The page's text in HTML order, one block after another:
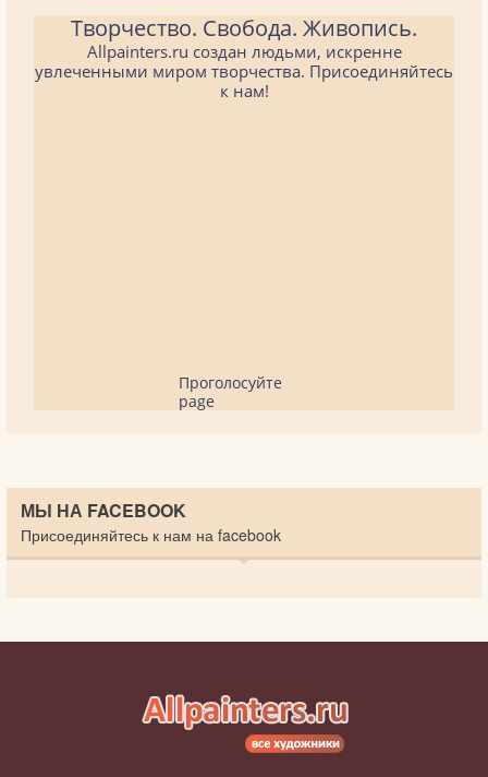
Творчество. Свобода. Живопись.
Allpainters.ru создан людьми, искренне
увлеченными миром творчества. Присоединяйтесь
к нам!
Проголосуйте
page
МЫ НА FACEBOOK
Присоединяйтесь к нам на facebook